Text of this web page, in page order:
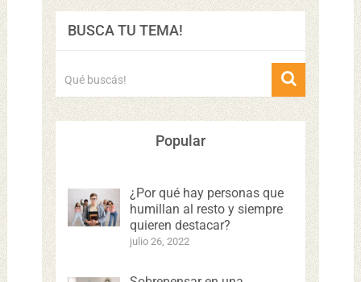
BUSCA TU TEMA!
Popular
¿Por qué hay personas que
humillan al resto y siempre
quieren destacar?
julio 26, 2022